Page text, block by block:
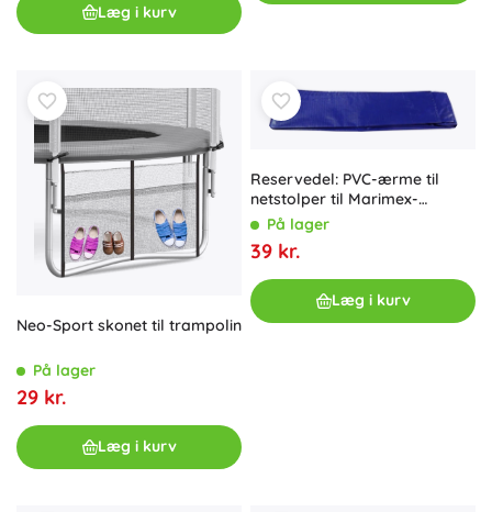
Læg i kurv
Neo-Sport skonet til trampolin
På lager
29 kr.
Læg i kurv
Reservedel: PVC-ærme til
netstolper til Marimex-
trampoliner
På lager
39 kr.
Læg i kurv